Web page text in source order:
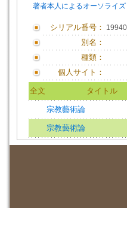
著者本人によるオーソライズ
シリアル番号： 19940
別名：
種類：
個人サイト：
全文 タイトル
宗教藝術論
宗教藝術論